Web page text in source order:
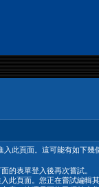
入此頁面。這可能有如下幾
的表單登入後再次嘗試。
此頁面。您正在嘗試編輯